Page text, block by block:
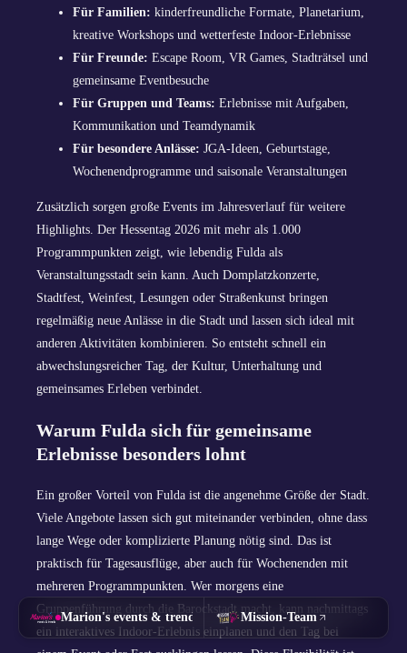
Für Familien: kinderfreundliche Formate, Planetarium,
kreative Workshops und wetterfeste Indoor-Erlebnisse
Für Freunde: Escape Room, VR Games, Stadträtsel und
gemeinsame Eventbesuche
Für Gruppen und Teams: Erlebnisse mit Aufgaben,
Kommunikation und Teamdynamik
Für besondere Anlässe: JGA-Ideen, Geburtstage,
Wochenendprogramme und saisonale Veranstaltungen
Zusätzlich sorgen große Events im Jahresverlauf für weitere
Highlights. Der Hessentag 2026 mit mehr als 1.000
Programmpunkten zeigt, wie lebendig Fulda als
Veranstaltungsstadt sein kann. Auch Domplatzkonzerte,
Stadtfest, Weinfest, Lesungen oder Straßenkunst bringen
regelmäßig neue Anlässe in die Stadt und lassen sich ideal mit
anderen Aktivitäten kombinieren. So entsteht schnell ein
abwechslungsreicher Tag, der Kultur, Unterhaltung und
gemeinsames Erleben verbindet.
Warum Fulda sich für gemeinsame
Erlebnisse besonders lohnt
Ein großer Vorteil von Fulda ist die angenehme Größe der Stadt.
Viele Angebote lassen sich gut miteinander verbinden, ohne dass
lange Wege oder komplizierte Planung nötig sind. Das ist
praktisch für Tagesausflüge, aber auch für Wochenenden mit
mehreren Programmpunkten. Wer morgens eine
Gruppenführung durch die Barockstadt macht, kann nachmittags
ein interaktives Indoor-Erlebnis einplanen und den Tag bei
Marion's events & trends Mission-Team